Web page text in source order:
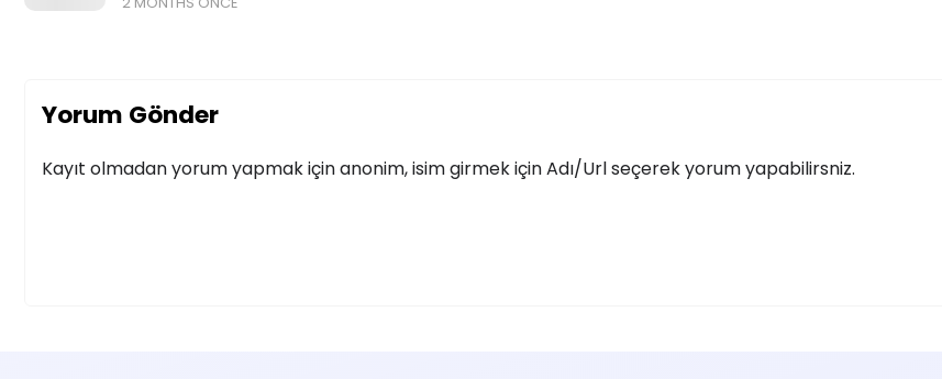
Yorum Gönder
Kayıt olmadan yorum yapmak için anonim, isim girmek için Adı/Url seçerek yorum yapabilirsniz.